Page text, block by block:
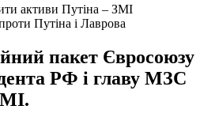
Путіна і Лаврова
пакет Євросоюзу
РФ і главу МЗС